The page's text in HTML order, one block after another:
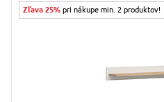
Zľava 25% pri nákupe min. 2 produktov!